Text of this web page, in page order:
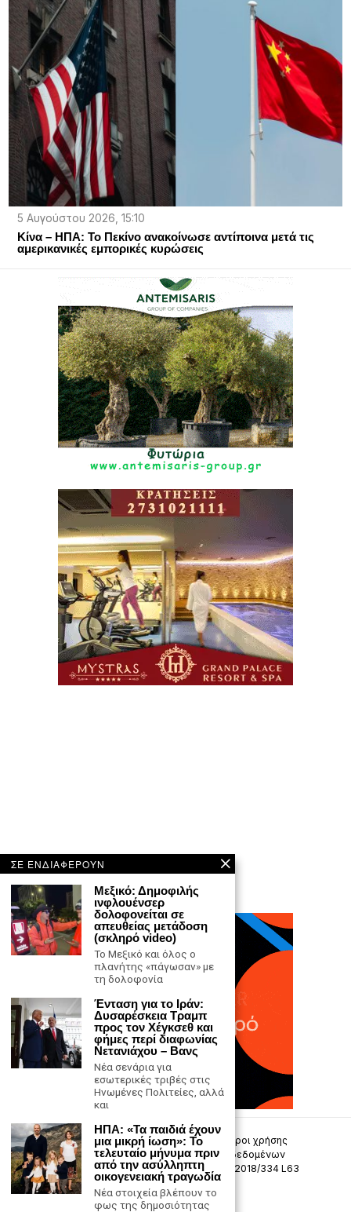
5 Αυγούστου 2026, 15:10
Κίνα – ΗΠΑ: Το Πεκίνο ανακοίνωσε αντίποινα μετά τις
αμερικανικές εμπορικές κυρώσεις
Επικοινωνία Πολιτική Απορρήτου
Όροι χρήσης
Πολιτική προστασίας προσωπικών δεδομένων
Δήλωση συμμόρφωσης -σύσταση (ΕΕ) 2018/334 L63
Μ.Η.Τ. 242033
ΣΕ ΕΝΔΙΑΦΕΡΟΥΝ
Μεξικό: Δημοφιλής
ινφλουένσερ
δολοφονείται σε
απευθείας μετάδοση
(σκληρό video)
Το Μεξικό και όλος ο
πλανήτης «πάγωσαν» με
τη δολοφονία
Ένταση για το Ιράν:
Δυσαρέσκεια Τραμπ
προς τον Χέγκσεθ και
φήμες περί διαφωνίας
Νετανιάχου – Βανς
Νέα σενάρια για
εσωτερικές τριβές στις
Ηνωμένες Πολιτείες, αλλά
και
ΗΠΑ: «Τα παιδιά έχουν
μια μικρή ίωση»: Το
τελευταίο μήνυμα πριν
από την ασύλληπτη
οικογενειακή τραγωδία
Νέα στοιχεία βλέπουν το
φως της δημοσιότητας